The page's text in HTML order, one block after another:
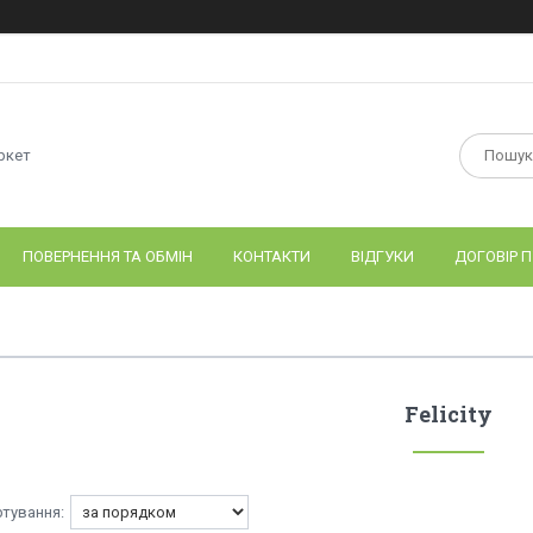
ПОВЕРНЕННЯ ТА ОБМІН КОНТАКТИ ВІДГУКИ ДОГОВІР
Felicity